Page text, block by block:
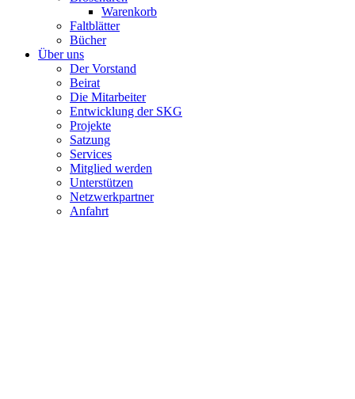
Warenkorb
Faltblätter
Bücher
Über uns
Der Vorstand
Beirat
Die Mitarbeiter
Entwicklung der SKG
Projekte
Satzung
Services
Mitglied werden
Unterstützen
Netzwerkpartner
Anfahrt